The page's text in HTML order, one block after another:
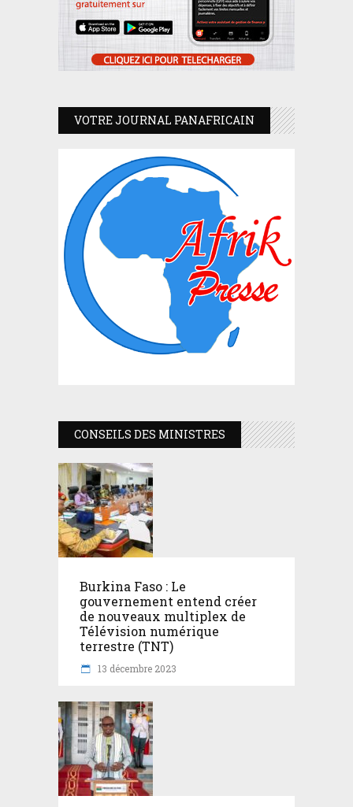
VOTRE JOURNAL PANAFRICAIN
CONSEILS DES MINISTRES
Burkina Faso : Le
gouvernement entend créer
de nouveaux multiplex de
Télévision numérique
terrestre (TNT)
13 décembre 2023